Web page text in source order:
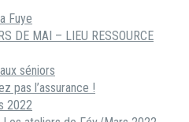
Fuye
DE MAI – LIEU RESSOURCE
séniors
pas l’assurance !
2022